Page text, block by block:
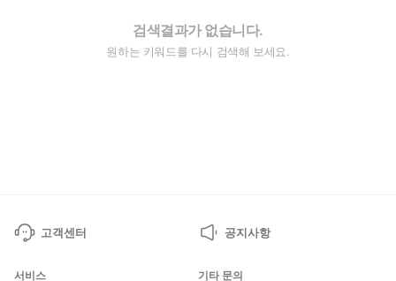
검색결과가 없습니다.
원하는 키워드를 다시 검색해 보세요.
고객센터 공지사항
서비스 기타 문의